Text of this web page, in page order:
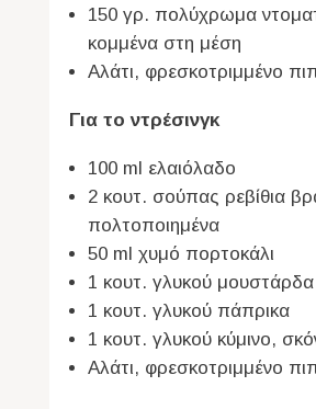
150 γρ. πολύχρωμα
κομμένα στη μέση
Αλάτι, φρεσκοτριμμένο
Για το ντρέσινγκ
100 ml ελαιόλαδο
2 κουτ. σούπας ρεβίθια
πολτοποιημένα
50 ml χυμό πορτοκάλι
1 κουτ. γλυκού
1 κουτ. γλυκού πάπρικα
1 κουτ. γλυκού κύμινο,
Αλάτι, φρεσκοτριμμένο